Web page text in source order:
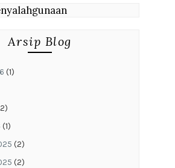
Arsip Blog
(1)
(1)
(2)
(2)